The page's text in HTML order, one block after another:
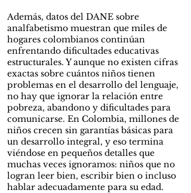
Además, datos del DANE sobre
analfabetismo muestran que miles de
hogares colombianos continúan
enfrentando dificultades educativas
estructurales. Y aunque no existen cifras
exactas sobre cuántos niños tienen
problemas en el desarrollo del lenguaje,
no hay que ignorar la relación entre
pobreza, abandono y dificultades para
comunicarse. En Colombia, millones de
niños crecen sin garantías básicas para
un desarrollo integral, y eso termina
viéndose en pequeños detalles que
muchas veces ignoramos: niños que no
logran leer bien, escribir bien o incluso
hablar adecuadamente para su edad.